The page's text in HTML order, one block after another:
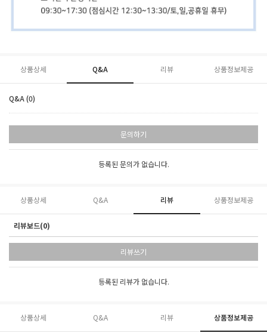
상품상세 Q&A 리뷰 상품정보제공
Q&A (0)
문의하기
등록된 문의가 없습니다.
상품상세 Q&A 리뷰 상품정보제공
리뷰보드(0)
리뷰쓰기
등록된 리뷰가 없습니다.
상품상세 Q&A 리뷰 상품정보제공